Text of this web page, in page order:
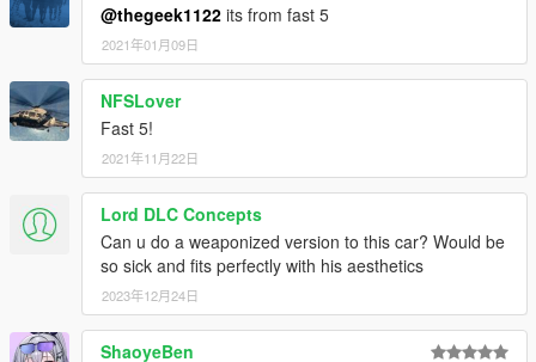
@thegeek1122 its from fast 5
2021年01月09日
NFSLover
Fast 5!
2021年11月22日
Lord DLC Concepts
Can u do a weaponized version to this car? Would be
so sick and fits perfectly with his aesthetics
2023年12月24日
ShaoyeBen